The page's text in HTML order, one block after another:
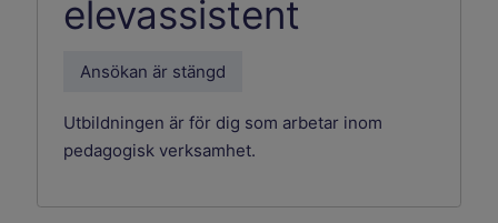
elevassistent
Ansökan är stängd
Utbildningen är för dig som arbetar inom
pedagogisk verksamhet.